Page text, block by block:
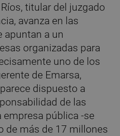
titular del juzgado
avanza en las
apuntan a un
organizadas para
uno de los
de Emarsa,
dispuesto a
de las
empresa pública -se
de más de 17 millones